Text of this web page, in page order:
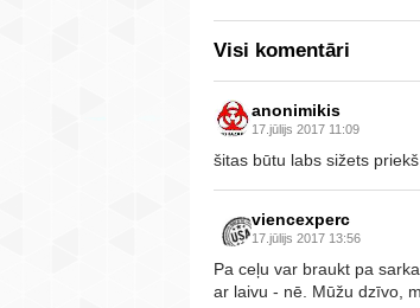
Visi komentāri
anonimikis
17.jūlijs 2017 11:09
šitas būtu labs sižets
viencexperc
17.jūlijs 2017 13:56
Pa ceļu var braukt pa
ar laivu - nē. Mūžu dzīvo,